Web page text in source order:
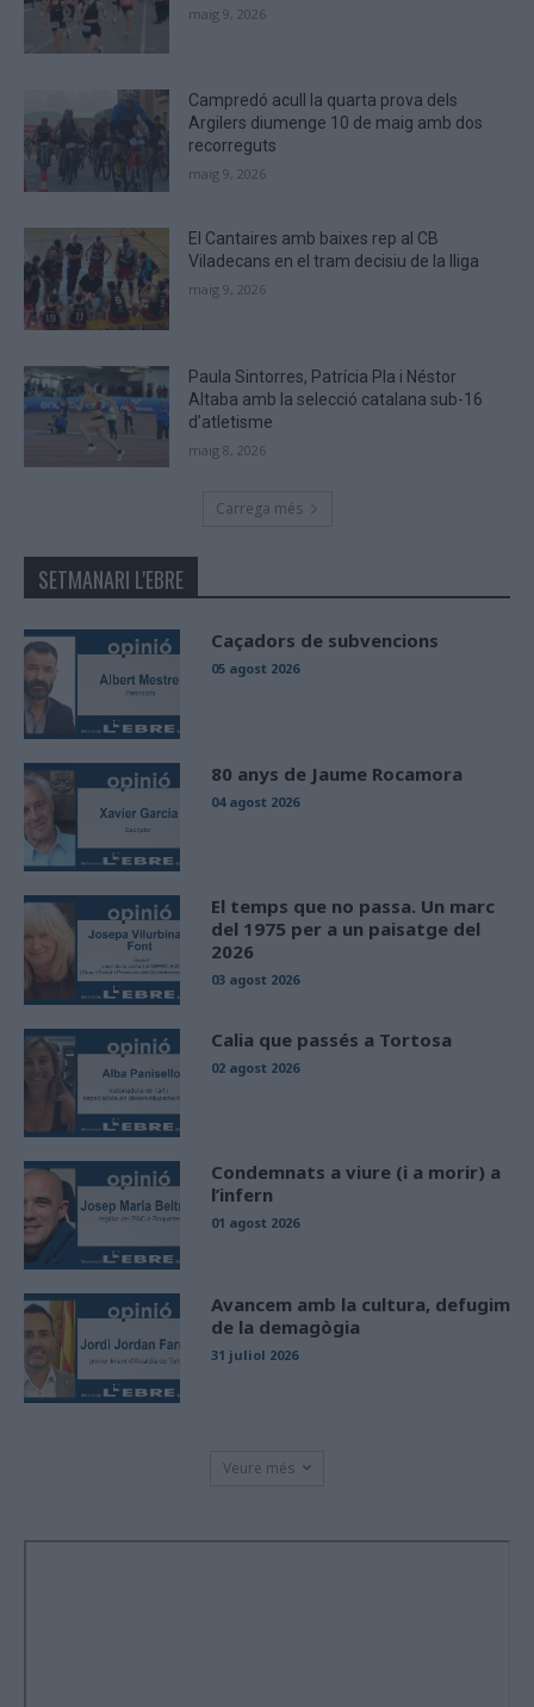
you
maig 9, 2026
Campredó acull la quarta prova dels
Argilers diumenge 10 de maig amb dos
recorreguts
maig 9, 2026
El Cantaires amb baixes rep al CB
Viladecans en el tram decisiu de la lliga
maig 9, 2026
Paula Sintorres, Patrícia Pla i Néstor
Altaba amb la selecció catalana sub-16
d’atletisme
maig 8, 2026
Carrega més
SETMANARI L'EBRE
Caçadors de subvencions
05 agost 2026
80 anys de Jaume Rocamora
04 agost 2026
El temps que no passa. Un marc
del 1975 per a un paisatge del
2026
03 agost 2026
Calia que passés a Tortosa
02 agost 2026
Condemnats a viure (i a morir) a
l’infern
01 agost 2026
Avancem amb la cultura, defugim
de la demagògia
31 juliol 2026
Veure més